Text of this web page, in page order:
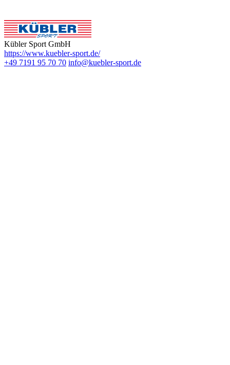
Kübler Sport GmbH
https://www.kuebler-sport.de/
+49 7191 95 70 70 info@kuebler-sport.de